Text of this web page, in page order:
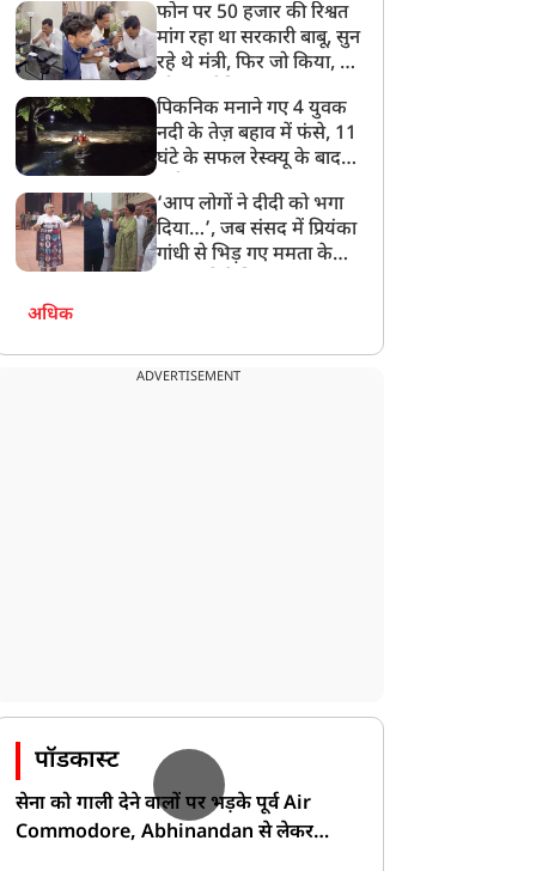
बेटी को गोद लें प्रधानमंत्री
फोन पर 50 हजार की रिश्वत
मांग रहा था सरकारी बाबू, सुन
रहे थे मंत्री, फिर जो किया, वो
पिकनिक मनाने गए 4 युवक
नदी के तेज़ बहाव में फंसे, 11
घंटे के सफल रेस्क्यू के बाद
‘आप लोगों ने दीदी को भगा
दिया…’, जब संसद में प्रियंका
गांधी से भिड़ गए ममता के
अधिक
ADVERTISEMENT
पॉडकास्ट
सेना को गाली देने वालों पर भड़के पूर्व Air
Commodore, Abhinandan से लेकर